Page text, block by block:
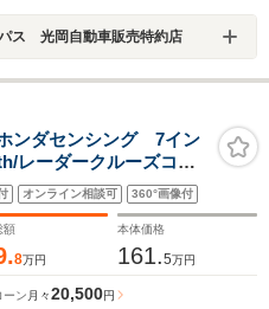
パス 光岡自動車販売特約店
ンダセンシング 7イン
レーダークルーズコン
トヒーター/LEDヘッド
/純正アルミホイール/ビ
オンライン相談可 360°画像付
額
8万円
本体価格
161.5万円
ーン 月々20,500円